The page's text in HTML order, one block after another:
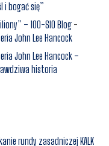
i bogać się”
– 100-SIO Blog -
John Lee Hancock
John Lee Hancock –
historia
rundy zasadniczej KALK